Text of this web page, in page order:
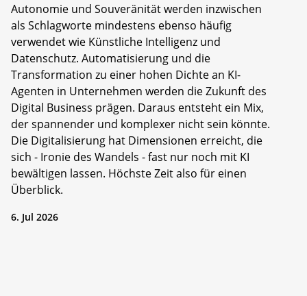
Autonomie und Souveränität werden inzwischen
als Schlagworte mindestens ebenso häufig
verwendet wie Künstliche Intelligenz und
Datenschutz. Automatisierung und die
Transformation zu einer hohen Dichte an KI-
Agenten in Unternehmen werden die Zukunft des
Digital Business prägen. Daraus entsteht ein Mix,
der spannender und komplexer nicht sein könnte.
Die Digitalisierung hat Dimensionen erreicht, die
sich - Ironie des Wandels - fast nur noch mit KI
bewältigen lassen. Höchste Zeit also für einen
Überblick.
6. Jul 2026